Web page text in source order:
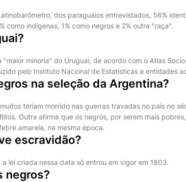
dos paraguaios entrevistados, 56%
como indígenas, 1% como negros e 2% outra "raça".
"maior minoria" do Uruguai, de acordo com o Atlas
pelo Instituto Nacional de Estatísticas e entidades
na seleção da Argentina?
teriam morrido nas guerras travadas no país no
Outra afirma que os negros, por serem mais
amarela, na mesma época.
escravidão?
a lei criada nessa data só entrou em vigor em 1803.
negros?